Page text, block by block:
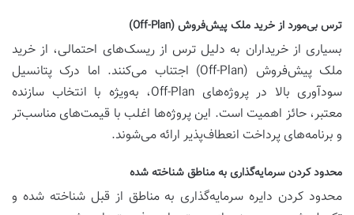
ترس بی‌مورد از خرید ملک پیش‌فروش (Off-Plan)
بسیاری از خریداران به دلیل ترس از ریسک‌های احتمالی، از خرید
ملک پیش‌فروش (Off-Plan) اجتناب می‌کنند. اما درک پتانسیل
سودآوری بالا در پروژه‌های Off-Plan، به‌ویژه با انتخاب سازنده
معتبر، حائز اهمیت است. این پروژه‌ها اغلب با قیمت‌های مناسب‌تر
و برنامه‌های پرداخت انعطاف‌پذیر ارائه می‌شوند.
محدود کردن سرمایه‌گذاری به مناطق شناخته شده
محدود کردن دایره سرمایه‌گذاری به مناطق از قبل شناخته شده و